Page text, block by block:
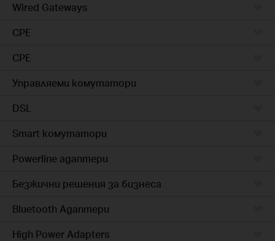
Wired Gateways
CPE
CPE
Управляеми комутатори
DSL
Smart комутатори
Powerline адаптери
Безжични решения за бизнеса
Bluetooth Адаптери
High Power Adapters